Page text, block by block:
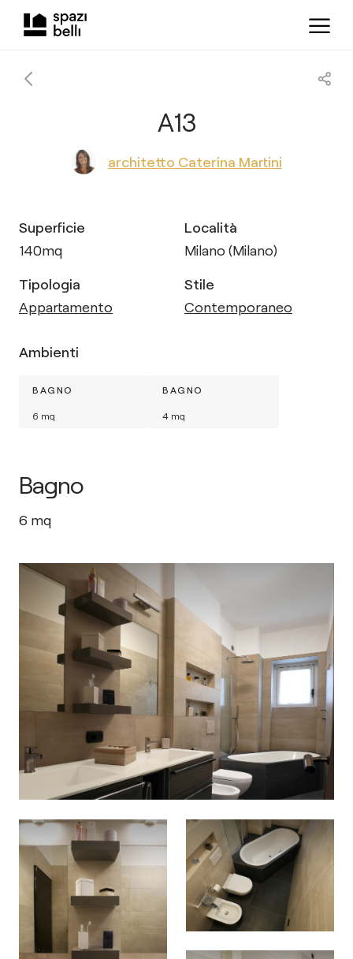
A13
architetto Caterina Martini
Superficie
140mq
Località
Milano (Milano)
Tipologia
Appartamento
Stile
Contemporaneo
Ambienti
BAGNO
6 mq
BAGNO
4 mq
Bagno
6 mq